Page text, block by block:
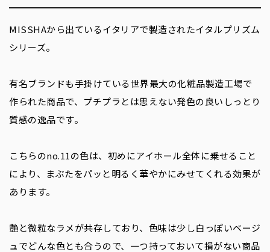
MISSHAから出ているイタリアで製造されたイタルプリズム
シリーズ。
有名ブランドも手掛けている世界最大の化粧品製造工場で
作られた商品で、プチプラとは思えない発色の良いしっとり
質感の逸品です。
こちらのno.11の色は、初めにアイホール全体に乗せること
により、まぶたをパッと明るく華やかにみせてくれる効果が
あります。
艶と微粒なラメが共存しており、色味は少し白っぽいベージ
ュでどんな色とも合うので、一つ持っておいて損がない商品